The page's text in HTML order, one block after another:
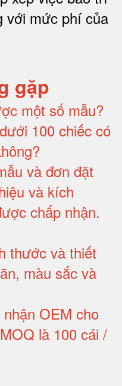
với mức phí của
gặp
một số mẫu?
100 chiếc có
và đơn đặt
và kích
chấp nhận.
thước và thiết
màu sắc và
OEM cho
là 100 cái /